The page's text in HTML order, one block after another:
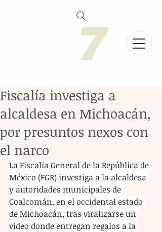
Fiscalía investiga a
alcaldesa en Michoacán,
por presuntos nexos con
el narco
La Fiscalía General de la República de
México (FGR) investiga a la alcaldesa
y autoridades municipales de
Coalcomán, en el occidental estado
de Michoacán, tras viralizarse un
video donde entregan regalos a la